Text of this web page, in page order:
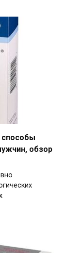
способы
обзор